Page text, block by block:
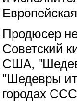
Продюсер
Советский
США,
"Шедевры
городах